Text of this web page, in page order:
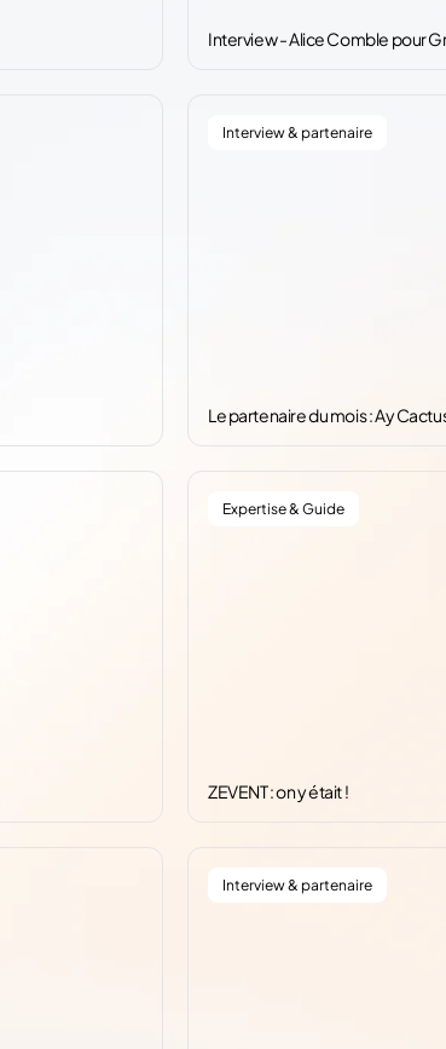
Interview - Alice Comble pour
Interview & partenaire
Le partenaire du mois : Ay
Expertise & Guide
ZEVENT : on y était !
Interview & partenaire